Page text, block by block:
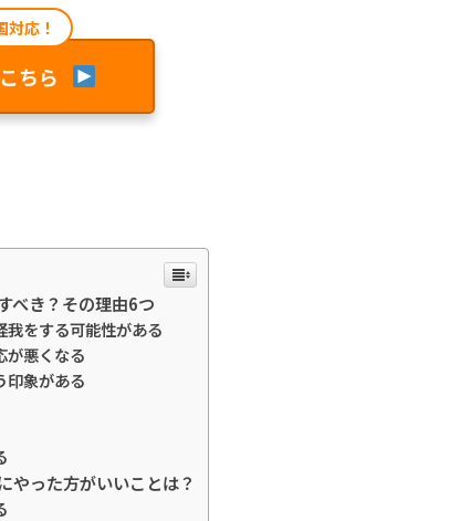
ちら
対応！
べき？その理由6つ
我をする可能性がある
が悪くなる
印象がある
やった方がいいことは？